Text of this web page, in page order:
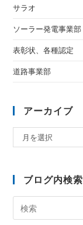
サラオ
ソーラー発電事業部
表彰状、各種認定
道路事業部
アーカイブ
月を選択
ブログ内検索